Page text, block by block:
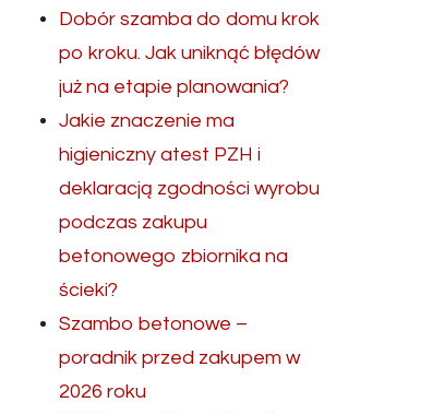
Dobór szamba do domu krok
po kroku. Jak uniknąć błędów
już na etapie planowania?
Jakie znaczenie ma
higieniczny atest PZH i
deklaracją zgodności wyrobu
podczas zakupu
betonowego zbiornika na
ścieki?
Szambo betonowe –
poradnik przed zakupem w
2026 roku